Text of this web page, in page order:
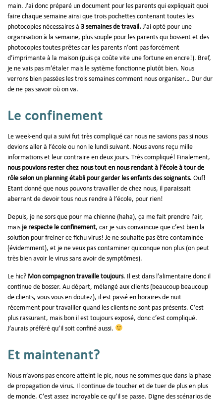
main. J’ai donc préparé un document pour les parents qui expliquait quoi
faire chaque semaine ainsi que trois pochettes contenant toutes les
photocopies nécessaires à 3 semaines de travail. J’ai opté pour une
organisation à la semaine, plus souple pour les parents qui bossent et des
photocopies toutes prêtes car les parents n’ont pas forcément
d’imprimante à la maison (puis ça coûte vite une fortune en encre!). Bref,
je ne vais pas m’étaler mais le système fonctionne plutôt bien. Nous
verrons bien passées les trois semaines comment nous organiser… Dur dur
de ne pas savoir où on va.
Le confinement
Le week-end qui a suivi fut très compliqué car nous ne savions pas si nous
devions aller à l’école ou non le lundi suivant. Nous avons reçu mille
informations et leur contraire en deux jours. Très compliqué! Finalement,
nous pouvions rester chez nous tout en nous rendant à l’école à tour de
rôle selon un planning établi pour garder les enfants des soignants. Ouf!
Etant donné que nous pouvons travailler de chez nous, il paraissait
aberrant de devoir tous nous rendre à l’école, pour rien!
Depuis, je ne sors que pour ma chienne (haha), ça me fait prendre l’air,
mais je respecte le confinement, car je suis convaincue que c’est bien la
solution pour freiner ce fichu virus! Je ne souhaite pas être contaminée
(évidemment), et je ne veux pas contaminer quiconque non plus (on peut
très bien avoir le virus sans avoir de symptômes).
Le hic? Mon compagnon travaille toujours. Il est dans l’alimentaire donc il
continue de bosser. Au départ, mélangé aux clients (beaucoup beaucoup
de clients, vous vous en doutez), il est passé en horaires de nuit
récemment pour travailler quand les clients ne sont pas présents. C’est
plus rassurant, mais bon il est toujours exposé, donc c’est compliqué.
J’aurais préféré qu’il soit confiné aussi.
Et maintenant?
Nous n’avons pas encore atteint le pic, nous ne sommes que dans la phase
de propagation de virus. Il continue de toucher et de tuer de plus en plus
de monde. C’est assez incroyable ce qu’il se passe. Digne des scénarios de